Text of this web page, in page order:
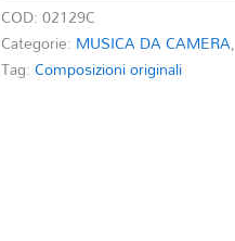
COD:02129C
Categorie: MUSICA DA CAMERA,
Tag:Composizioni originali